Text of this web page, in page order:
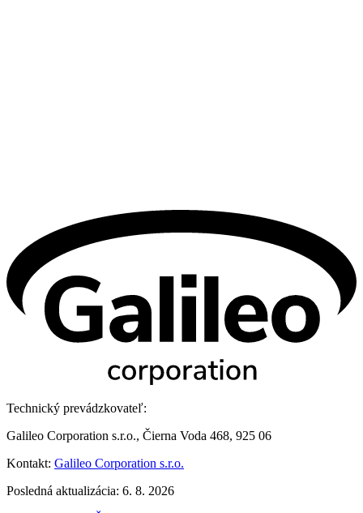
Technický prevádzkovateľ:
Galileo Corporation s.r.o., Čierna Voda 468, 925 06
Kontakt: Galileo Corporation s.r.o.
Posledná aktualizácia: 6. 8. 2026